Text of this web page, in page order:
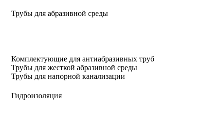
Трубы для абразивной среды
Комплектующие для антиабразивных труб
Трубы для жесткой абразивной среды
Трубы для напорной канализации
Гидроизоляция